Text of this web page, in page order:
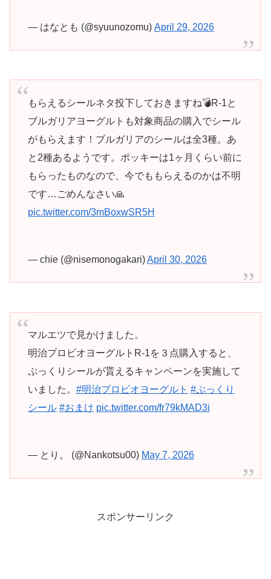
— はなとも (@syuunozomu) April 29, 2026
もらえるシールネタ投下しておきますね💣R-1と
ブルガリアヨーグルトも対象商品の購入でシール
がもらえます！ブルガリアのシールは全3種。あ
と2種あるようです。ポッキーは1ヶ月くらい前に
もらったものなので、今でももらえるのかは不明
です…ごめんなさい🙏
pic.twitter.com/3mBoxwSR5H
— chie (@nisemonogakari)April 30, 2026
マルエツで見かけました。
明治プロビオヨーグルトR-1を３点購入すると、
ぷっくりシールが貰えるキャンペーンを実施して
いました。 #明治プロビオヨーグルト #ぷっくり
シール #おまけ pic.twitter.com/fr79kMAD3i
— とり。 (@Nankotsu00) May 7, 2026
スポンサーリンク